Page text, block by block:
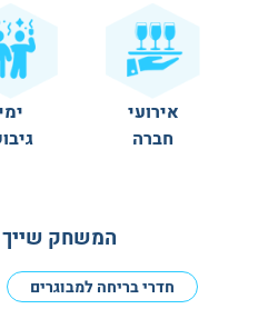
אירועי
חברה
המשחק שייך
חדרי בריחה למבוגרים